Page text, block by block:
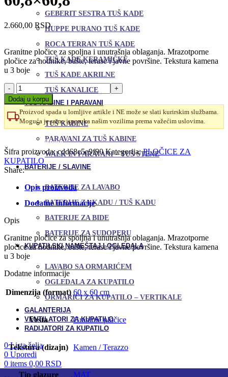
GEBERIT SESTRA TUŠ KADE
HUPPE PURANO TUŠ KADE
ROCA TERRAN TUŠ KADE
TUŠ KADE KERAMIČKE
TUŠ KADE AKRILNE
TUŠ KANALICE
TUŠ KABINE I PARAVANI
TUŠ KABINE
PARAVANI ZA TUŠ KABINE
WALK IN PARAVANI – TUŠ STENE
BATERIJE / SLAVINE
BATERIJE ZA LAVABO
BATERIJE ZA KADU / TUŠ KADU
BATERIJE ZA BIDE
BATERIJE ZA SUDOPERU
KUPATILSKI NAMEŠTAJ I OGLEDALA
LAVABO SA ORMARIĆEM
OGLEDALA ZA KUPATILO
ORMARIĆI ZA KUPATILO – VERTIKALE
GALANTERIJA
VENTILATORI ZA KUPATILO
RADIJATORI ZA KUPATILO
0Lista želja
0 Uporedi
0 items 0,00 RSD
2.660,00 RSD
Granitne pločice za spoljna i unutrašnja oblaganja. Mrazotporne
pločice za hodnike, bašte, terase i javne površine. Tekstura kamena
u 3 boje
Granitne
pločice
Hekla
Siena
60,8x60,8
Dodaj u korpu
Proizvod spada u lomljive artikle i NE može se slati kurirskim službama.
Moguća je samo isporuka našim vozilima prema važećim uslovima.
Dodaj u omiljene
Šifra proizvoda:cdd68c5e9f90Kategorija: PLOČICE ZA
KUPATILO
Share:
Opis proizvoda
Dodatne informacije
Opis
Granitne pločice za spoljna i unutrašnja oblaganja. Mrazotporne
pločice za hodnike, bašte, terase i javne površine. Tekstura kamena
u 3 boje
Dodatne informacije
Dimenzija (format) 60 x 60 cm
Vrsta Granitne pločice
Tekstura (dizajn) Kamen / Terazzo
Tip glazure MAT